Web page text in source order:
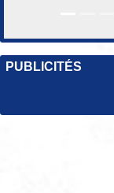
PUBLICITÉS